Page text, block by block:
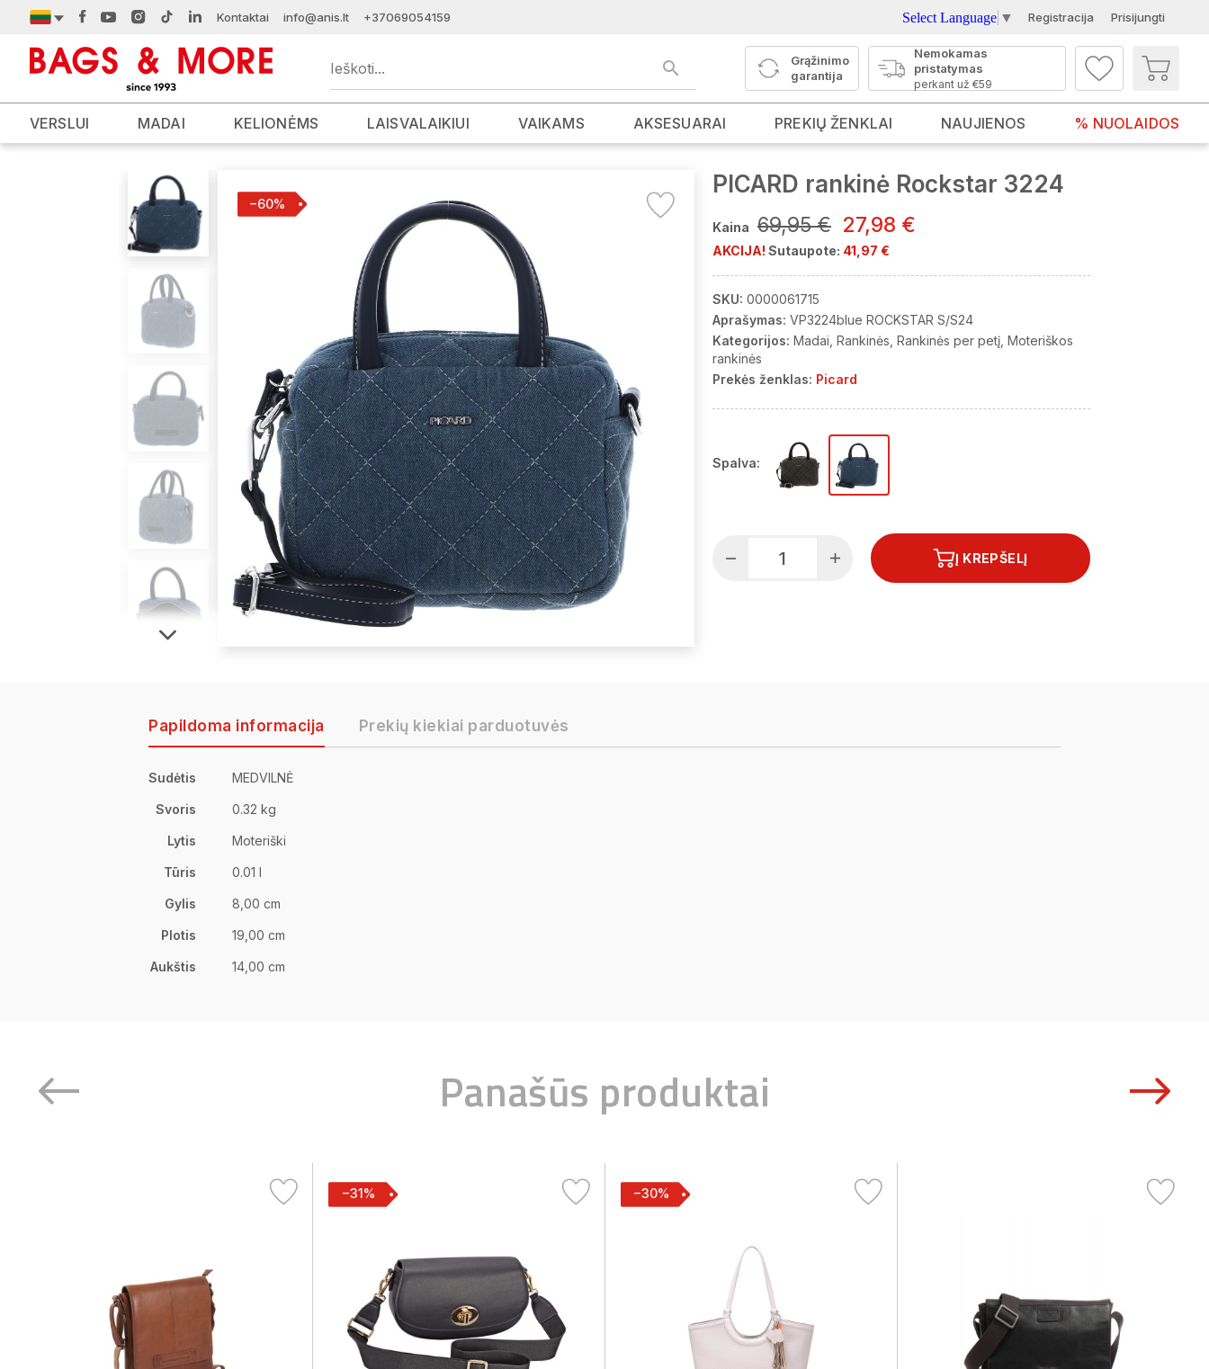
Kontaktai info@anis.lt +37069054159 Select Language ▼ Registracija Prisijungti
Grąžinimo
garantija
Nemokamas
pristatymas
perkant už €59
VERSLUI MADAI KELIONĖMS LAISVALAIKIUI VAIKAMS AKSESUARAI PREKIŲ ŽENKLAI NAUJIENOS % NUOLAIDOS
−60%
PICARD rankinė Rockstar 3224
Kaina 69,95 € 27,98 €
AKCIJA! Sutaupote: 41,97 €
SKU: 0000061715
Aprašymas: VP3224blue ROCKSTAR S/S24
Kategorijos: Madai Rankinės Rankinės per petį Moteriškos
rankinės
Prekės ženklas: Picard
Spalva:
Į KREPŠELĮ
Papildoma informacija Prekių kiekiai parduotuvės
Sudėtis MEDVILNĖ
Svoris 0.32 kg
Lytis Moteriški
Tūris 0.01 l
Gylis 8,00 cm
Plotis 19,00 cm
Aukštis 14,00 cm
Panašūs produktai
−31% −30%